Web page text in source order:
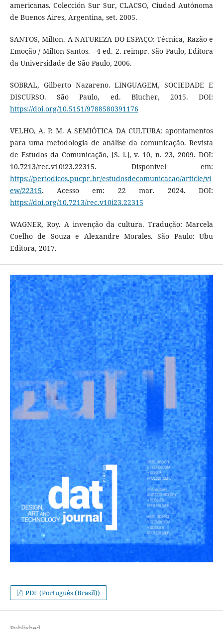
americanas. Colección Sur Sur, CLACSO, Ciudad Autónoma
de Buenos Aires, Argentina, set. 2005.
SANTOS, Milton. A NATUREZA DO ESPAÇO: Técnica, Razão e
Emoção / Milton Santos. - 4 ed. 2. reimpr. São Paulo, Editora
da Universidade de São Paulo, 2006.
SOBRAL, Gilberto Nazareno. LINGUAGEM, SOCIEDADE E
DISCURSO. São Paulo, ed. Blucher, 2015. DOI:
https://doi.org/10.5151/9788580391176
VELHO, A. P. M. A SEMIÓTICA DA CULTURA: apontamentos
para uma metodologia de análise da comunicação. Revista
de Estudos da Comunicação, [S. l.], v. 10, n. 23, 2009. DOI:
10.7213/rec.v10i23.22315. Disponível em:
https://periodicos.pucpr.br/estudosdecomunicacao/article/vi
ew/22315. Acesso em: 22 mar. 2024. DOI:
https://doi.org/10.7213/rec.v10i23.22315
WAGNER, Roy. A invenção da cultura. Tradução: Marcela
Coelho de Souza e Alexandre Morales. São Paulo: Ubu
Editora, 2017.
PDF (Português (Brasil))